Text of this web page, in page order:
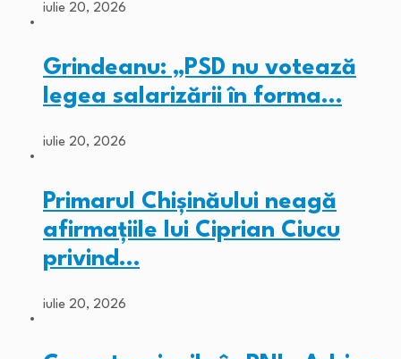
iulie 20, 2026
Grindeanu: „PSD nu votează
legea salarizării în forma…
iulie 20, 2026
Primarul Chişinăului neagă
afirmaţiile lui Ciprian Ciucu
privind…
iulie 20, 2026